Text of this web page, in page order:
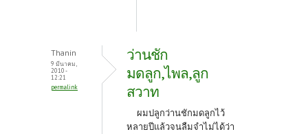
Thanin
9 มีนาคม,
2010 -
12:21
permalink
ว่านชัก
มดลูก,ไพล,ลูก
สวาท
ผมปลูกว่านชักมดลูกไว้
หลายปีแล้วจนลืมจำไม่ได้ว่า